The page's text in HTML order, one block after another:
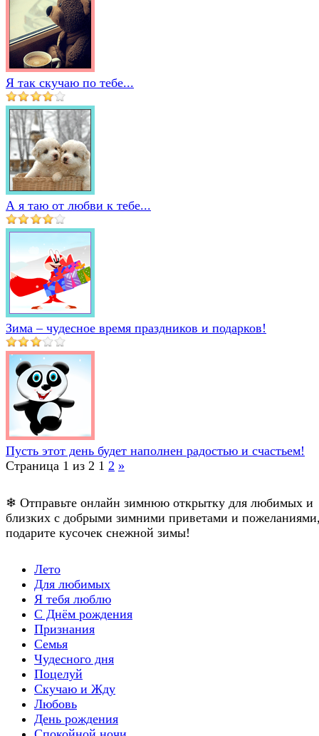
Я так скучаю по тебе...
А я таю от любви к тебе...
Зима – чудесное время праздников и подарков!
Пусть этот день будет наполнен радостью и счастьем!
Страница 1 из 2 1 2 »
❄ Отправьте онлайн зимнюю открытку для любимых и
близких с добрыми зимними приветами и
подарите кусочек снежной зимы!
Лето
Для любимых
Я тебя люблю
С Днём рождения
Признания
Семья
Чудесного дня
Поцелуй
Скучаю и Жду
Любовь
День рождения